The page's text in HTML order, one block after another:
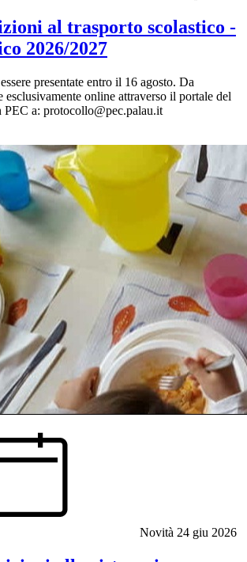
al trasporto scolastico -
2026/2027
presentate entro il 16 agosto. Da
esclusivamente online attraverso il portale del
PEC a: protocollo@pec.palau.it
Novità 24 giu 2026